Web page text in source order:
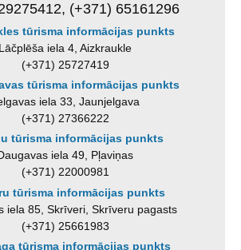
(+371) 65161296
tūrisma informācijas punkts
Lāčplēša iela 4, Aizkraukle
(+371) 25727419
tūrisma informācijas punkts
iela 33, Jaunjelgava
(+371) 27366222
tūrisma informācijas punkts
iela 49, Pļaviņas
(+371) 22000981
tūrisma informācijas punkts
iela 85, Skrīveri, Skrīveru pagasts
(+371) 25661983
tūrisma informācijas punkts